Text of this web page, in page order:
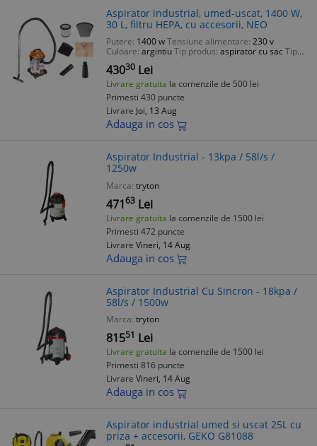
Aspirator industrial, umed-uscat, 1400 W,
30 L, filtru HEPA, cu accesorii, NEO
Putere: 1400 wTensiune alimentare: 230 v
Culoare: argintiuTip produs: aspirator cu sac Tip
alimentare:
43030 Lei
Livrare gratuita la comenzile de 500 lei
Primesti 430 puncte
Livrare Joi, 13 Aug
Adauga in cos
Aspirator Industrial - 13kpa / 58l/s /
1250w
Marca: tryton
47163 Lei
Livrare gratuita la comenzile de 1500 lei
Primesti 472 puncte
Livrare Vineri, 14 Aug
Adauga in cos
Aspirator Industrial Cu Sincron - 18kpa /
58l/s / 1500w
Marca: tryton
81551 Lei
Livrare gratuita la comenzile de 1500 lei
Primesti 816 puncte
Livrare Vineri, 14 Aug
Adauga in cos
Aspirator industrial umed si uscat 25L cu
priza + accesorii, GEKO G81088